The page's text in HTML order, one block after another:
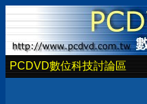
PCDVD數位科技討論區